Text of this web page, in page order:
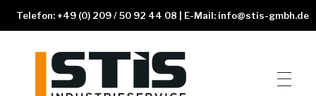
Telefon: +49 (0) 209 / 50 92 44 08 | E-Mail: info@stis-gmbh.de